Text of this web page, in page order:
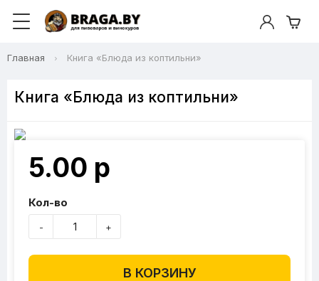
Главная Книга «Блюда из коптильни»
Книга «Блюда из коптильни»
5.00 р
Кол-во
- +
В КОРЗИНУ